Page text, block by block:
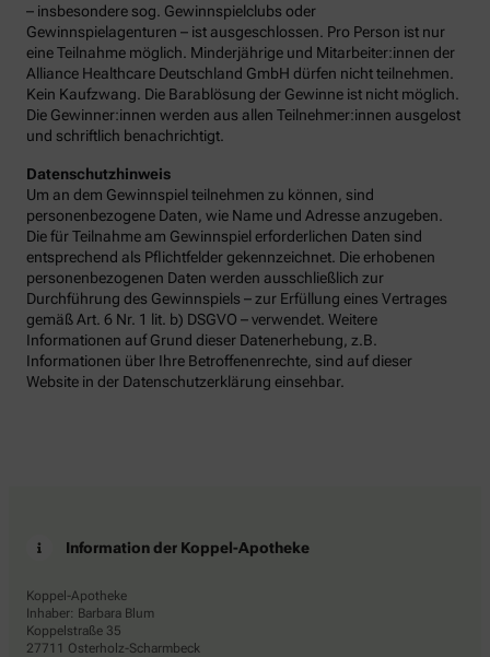
– insbesondere sog. Gewinnspielclubs oder
Gewinnspielagenturen – ist ausgeschlossen. Pro Person ist nur
eine Teilnahme möglich. Minderjährige und Mitarbeiter:innen der
Alliance Healthcare Deutschland GmbH dürfen nicht teilnehmen.
Kein Kaufzwang. Die Barablösung der Gewinne ist nicht möglich.
Die Gewinner:innen werden aus allen Teilnehmer:innen ausgelost
und schriftlich benachrichtigt.
Datenschutzhinweis
Um an dem Gewinnspiel teilnehmen zu können, sind
personenbezogene Daten, wie Name und Adresse anzugeben.
Die für Teilnahme am Gewinnspiel erforderlichen Daten sind
entsprechend als Pflichtfelder gekennzeichnet. Die erhobenen
personenbezogenen Daten werden ausschließlich zur
Durchführung des Gewinnspiels – zur Erfüllung eines Vertrages
gemäß Art. 6 Nr. 1 lit. b) DSGVO – verwendet. Weitere
Informationen auf Grund dieser Datenerhebung, z.B.
Informationen über Ihre Betroffenenrechte, sind auf dieser
Website in der Datenschutzerklärung einsehbar.
Information der Koppel-Apotheke
Koppel-Apotheke
Inhaber: Barbara Blum
Koppelstraße 35
27711 Osterholz-Scharmbeck